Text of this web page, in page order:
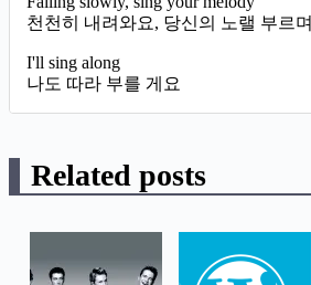
천천히 내려와요, 당신의 노랠 부르며
I'll sing along
나도 따라 부를 게요
Related posts